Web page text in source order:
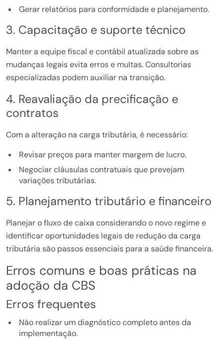
Gerar relatórios para conformidade e planejamento.
3. Capacitação e suporte técnico
Manter a equipe fiscal e contábil atualizada sobre as
mudanças legais evita erros e multas. Consultorias
especializadas podem auxiliar na transição.
4. Reavaliação da precificação e
contratos
Com a alteração na carga tributária, é necessário:
Revisar preços para manter margem de lucro.
Negociar cláusulas contratuais que prevejam
variações tributárias.
5. Planejamento tributário e financeiro
Planejar o fluxo de caixa considerando o novo regime e
identificar oportunidades legais de redução da carga
tributária são passos essenciais para a saúde financeira.
Erros comuns e boas práticas na
adoção da CBS
Erros frequentes
Não realizar um diagnóstico completo antes da
implementação.